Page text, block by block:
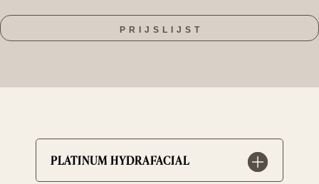
PRIJSLIJST
PLATINUM HYDRAFACIAL